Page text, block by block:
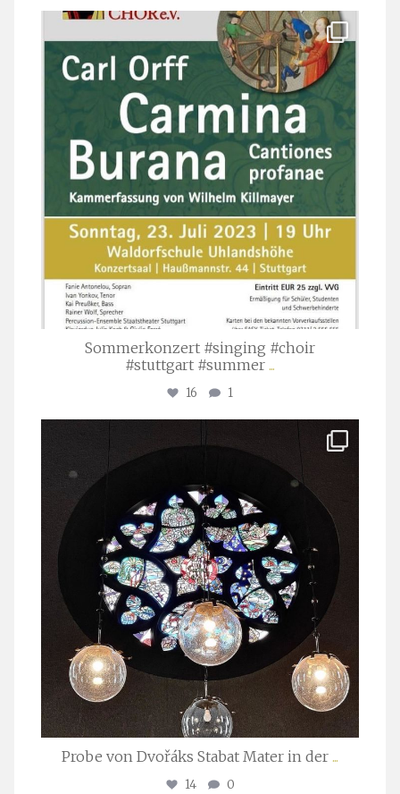
stuttgarter_oratorienchor
Juli 22
Sommerkonzert #singing #choir
#stuttgart #summer ...
16 1
Apr. 1
Probe von Dvořáks Stabat Mater in der ...
14 0